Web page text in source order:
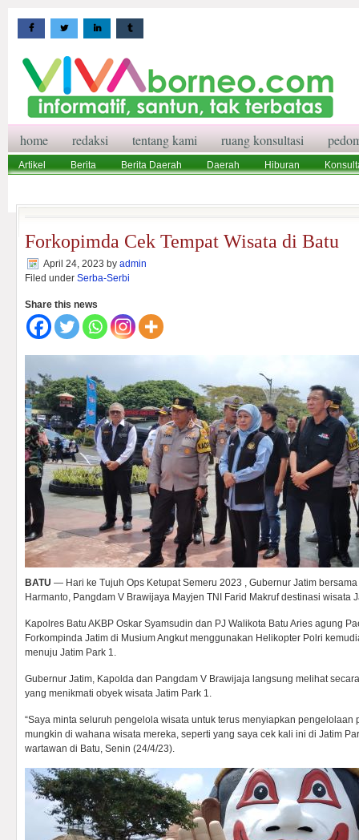
home redaksi tentang kami ruang konsultasi
Artikel Berita Berita Daerah Daerah Hiburan
Forkopimda Cek Tempat Wisata di Batu
April 24, 2023 by admin
Filed under Serba-Serbi
Share this news
BATU — Hari ke Tujuh Ops Ketupat Semeru 2023 , Gubernur Jatim
Harmanto, Pangdam V Brawijaya Mayjen TNI Farid Makruf destinasi wisata
Kapolres Batu AKBP Oskar Syamsudin dan PJ Walikota Batu Aries agung
Forkompinda Jatim di Musium Angkut menggunakan Helikopter Polri
menuju Jatim Park 1.
Gubernur Jatim, Kapolda dan Pangdam V Brawijaja langsung melihat
yang menikmati obyek wisata Jatim Park 1.
“Saya minta seluruh pengelola wisata untuk terus menyiapkan pengelolaan
mungkin di wahana wisata mereka, seperti yang saya cek kali ini di Jatim
wartawan di Batu, Senin (24/4/23).